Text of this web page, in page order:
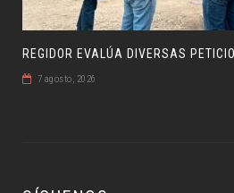
REGIDOR EVALÚA DIVERSAS
7 agosto, 2026